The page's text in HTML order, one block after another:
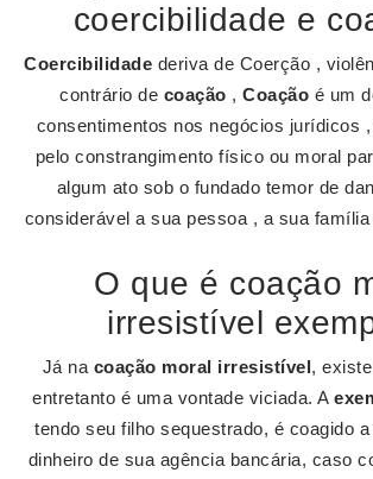
coercibilidade e
Coercibilidade deriva de Coerção ,
contrário de coação ,Coação é um
consentimentos nos negócios jurídicos
pelo constrangimento físico ou moral
algum ato sob o fundado temor de
considerável a sua pessoa , a sua
O que é coação
irresistível
Já na coação moral irresistível,
entretanto é uma vontade viciada. A
tendo seu filho sequestrado, é coagido
dinheiro de sua agência bancária, caso